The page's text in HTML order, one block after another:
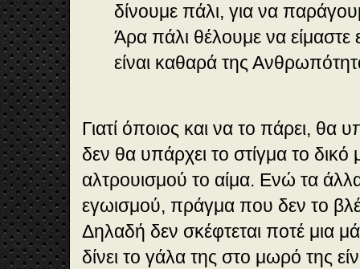
δίνουμε πάλι, για να
Άρα πάλι θέλουμε να
είναι καθαρά της
Γιατί όποιος και να το πάρει, θα
δεν θα υπάρχει το στίγμα το δικό
αλτρουισμού το αίμα. Ενώ τα
εγωισμού, πράγμα που δεν το
Δηλαδή δεν σκέφτεται ποτέ μια
δίνει το γάλα της στο μωρό της